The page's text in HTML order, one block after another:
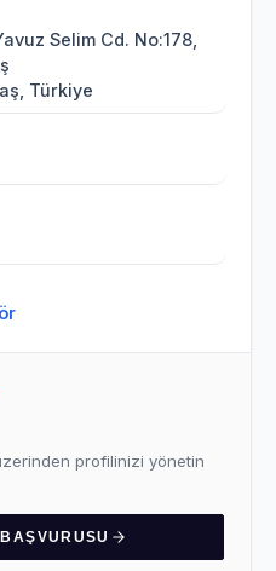
Selim Cd. No:178,
Türkiye
profilinizi yönetin